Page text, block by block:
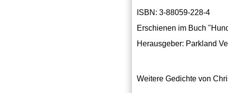
ISBN: 3-88059-228-4
Erschienen im Buch
Herausgeber: Parkland
Weitere Gedichte von